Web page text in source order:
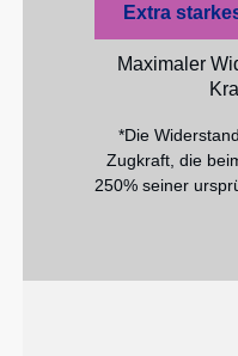
Extra
Maximaler
*Die
Zugkraft, die
250% seiner